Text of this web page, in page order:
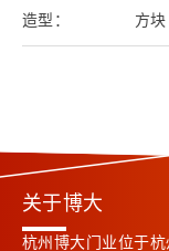
造型： 方块
关于博大
杭州博大门业位于